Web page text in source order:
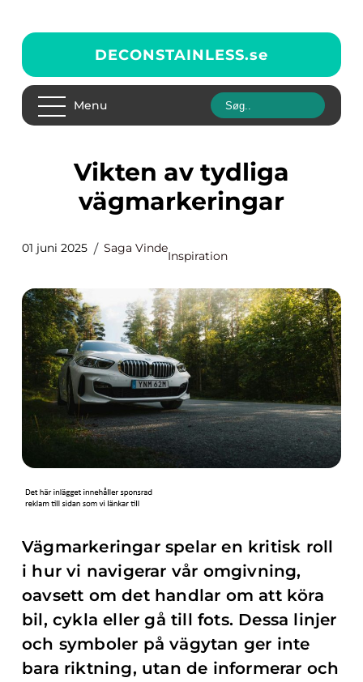
DECONSTAINLESS.se
Menu
Vikten av tydliga
vägmarkeringar
01 juni 2025 Saga Vinde
Inspiration
Vägmarkeringar spelar en kritisk roll
i hur vi navigerar vår omgivning,
oavsett om det handlar om att köra
bil, cykla eller gå till fots. Dessa linjer
och symboler på vägytan ger inte
bara riktning, utan de informerar och